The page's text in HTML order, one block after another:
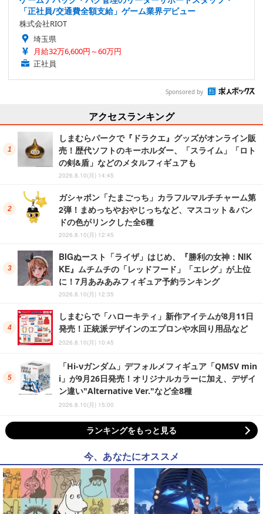
「正社員/交通費全額支給」ゲーム業界デビュー
株式会社RIOT
埼玉県
月給32万6,600円～60万円
正社員
Sponsored by
アクセスランキング
しまむらパークで『ドラクエ』グッズがオンライン販
売！歴代ソフトのキーホルダー、「スライム」「ロト
の剣&盾」などのメタルフィギュアも
2026.8.10(月) 14:45
ガシャポン「たまごっち」カラフルマルチチャーム第
2弾！まめっちやおやじっちなど、マスコット＆バン
ドの色がリンクした全6種
2026.8.10(月) 12:45
BIGぬースト「ライザ」はじめ、『勝利の女神：NIK
KE』ムチムチの「レッドフード」「エレグ」が上位
に！7月あみあみフィギュア予約ランキング
2026.8.10(月) 12:35
しまむらで「ハローキティ」新作アイテムが8月11日
発売！正統派デザインのエプロンや水回り用品など
2026.8.10(月) 10:45
「Hi-νガンダム」デフォルメフィギュア「QMSV min
i」が9月26日発売！オリジナルカラーに加え、デザイ
ン違い"Alternative Ver."など全8種
2026.8.10(月) 15:00
ランキングをもっと見る
今、あなたにオススメ